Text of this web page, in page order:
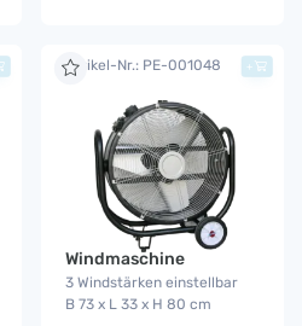
Artikel-Nr.: PE-001048
Windmaschine
3 Windstärken einstellbar
B 73 x L 33 x H 80 cm
+